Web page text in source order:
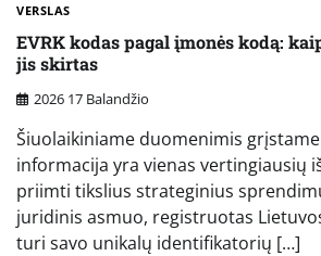
VERSLAS
EVRK kodas pagal įmonės kodą:
jis skirtas
2026 17 Balandžio
Šiuolaikiniame duomenimis
informacija yra vienas vertingiausių
priimti tikslius strateginius
juridinis asmuo, registruotas
turi savo unikalų identifikatorių […]